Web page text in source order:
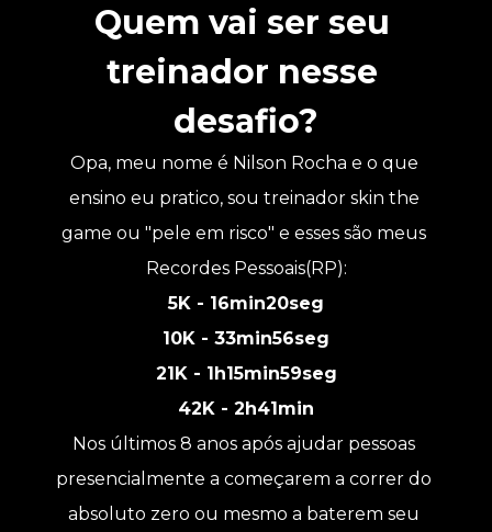
Quem vai ser seu
treinador nesse
desafio?
Opa, meu nome é Nilson Rocha e o que
ensino eu pratico, sou treinador skin the
game ou "pele em risco" e esses são meus
Recordes Pessoais(RP):
5K - 16min20seg
10K - 33min56seg
21K - 1h15min59seg
42K - 2h41min
Nos últimos 8 anos após ajudar pessoas
presencialmente a começarem a correr do
absoluto zero ou mesmo a baterem seu